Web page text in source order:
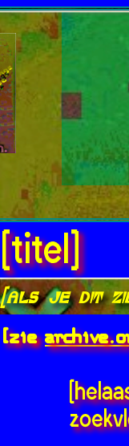
[titel]
[als je dit
[zie